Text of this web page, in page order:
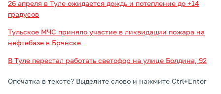
26 апреля в Туле ожидается дождь и потепление до +14
градусов
Тульское МЧС приняло участие в ликвидации пожара на
нефтебазе в Брянске
В Туле перестал работать светофор на улице Болдина, 92
Опечатка в тексте? Выделите слово и нажмите Ctrl+Enter